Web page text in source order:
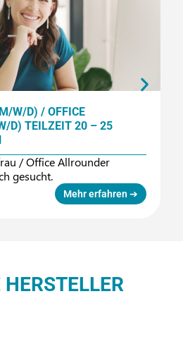
W/D) / OFFICE
D) TEILZEIT 20 – 25
/ Office Allrounder
gesucht.
Mehr erfahren ➔
HERSTELLER